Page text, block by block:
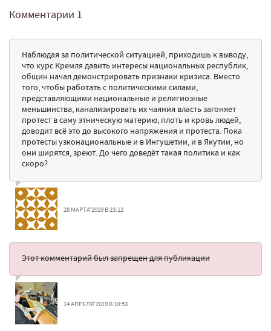
Комментарии 1
Наблюдая за политической ситуацией, приходишь к выводу,
что курс Кремля давить интересы национальных республик,
общин начал демонстрировать признаки кризиса. Вместо
того, чтобы работать с политическими силами,
представляющими национальные и религиозные
меньшинства, канализировать их чаяния власть загоняет
протест в саму этническую материю, плоть и кровь людей,
доводит всё это до высокого напряжения и протеста. Пока
протесты узконациональные и в Ингушетии, и в Якутии, но
они ширятся, зреют. До чего доведёт такая политика и как
скоро?
28 МАРТА'2019 В 23:12
Этот комментарий был запрещен для публикации
14 АПРЕЛЯ'2019 В 10:53